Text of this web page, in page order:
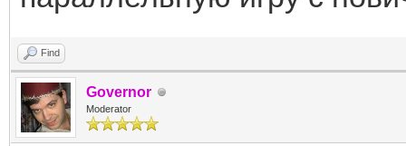
Find
Governor
Moderator